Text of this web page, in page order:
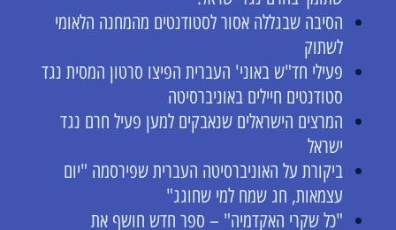
הסיבה שבגללה אסור לסטודנטים מהמחנה הלאומי
לשתוק
פעילי חד"ש באוני' העברית הפיצו סרטון המסית נגד
סטודנטים חיילים באוניברסיטה
המרצים הישראלים שנאבקים למען פעיל חרם נגד
ישראל
ביקורת על האוניברסיטה העברית שפירסמה "יום
עצמאות, חג שמח למי שחוגג"
"כל שקרי האקדמיה" – ספר חדש חושף את